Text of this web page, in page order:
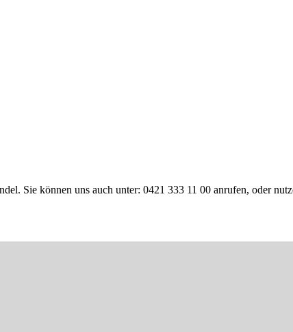
Sie können uns auch unter: 0421 333 11 00 anrufen, oder